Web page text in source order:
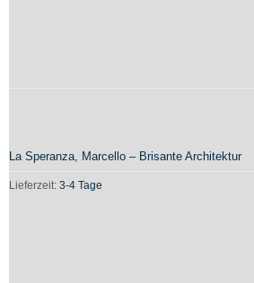
La Speranza, Marcello – Brisante Architektur
Lieferzeit: 3-4 Tage